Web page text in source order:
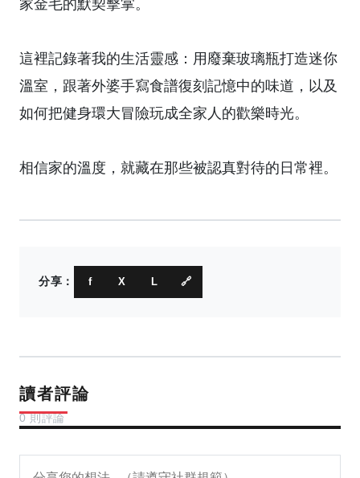
這裡記錄著我的生活靈感：用廢棄玻璃瓶打造迷你
溫室，跟著外婆手寫食譜復刻記憶中的味道，以及
如何把健身環大冒險玩成全家人的歡樂時光。
相信家的溫度，就藏在那些被認真對待的日常裡。
分享： f X L 🔗
讀者評論
0 則評論